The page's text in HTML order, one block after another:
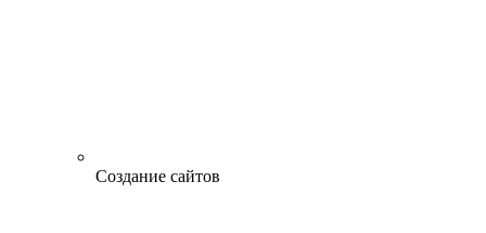
Создание сайтов